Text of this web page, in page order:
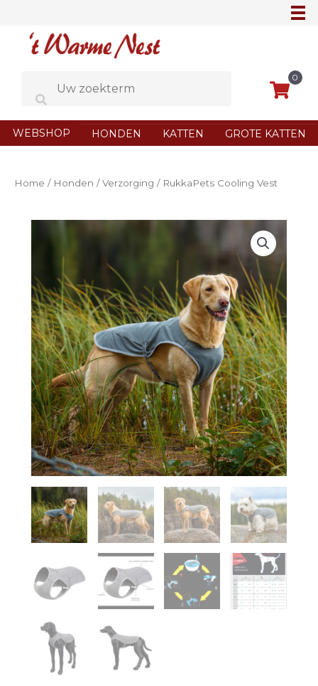
0
WEBSHOP HONDEN KATTEN GROTE KATTEN
Home / Honden /Verzorging / RukkaPets Cooling Vest